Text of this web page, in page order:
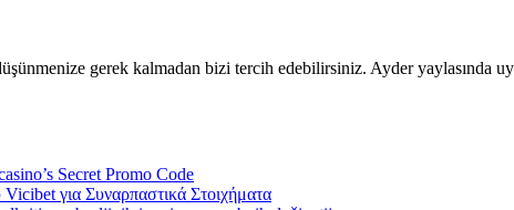
gerek kalmadan bizi tercih edebilirsiniz. Ayder
Secret Promo Code
για Συναρπαστικά Στοιχήματα